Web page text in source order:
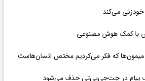
می‌کند
که فکر می‌کردیم مختص انسان‌هاست
پیام در چت‌جی‌پی‌تی حذف می‌شود